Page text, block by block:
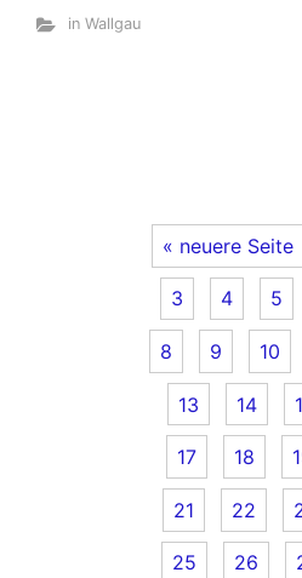
in Wallgau
« neuere Seite
3 4 5
8 9 10
13 14
17 18
21 22
25 26